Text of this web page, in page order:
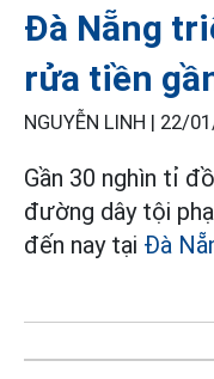
Đà Nẵng
rửa tiền
NGUYỄN LINH | 22/
Gần 30 nghìn tỉ
đường dây tội
đến nay tại Đà